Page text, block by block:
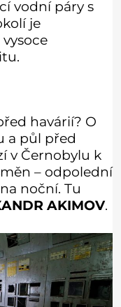
vodní páry s
je
havárií? O
a půl před
v Černobylu k
– odpolední
noční. Tu
AKIMOV.